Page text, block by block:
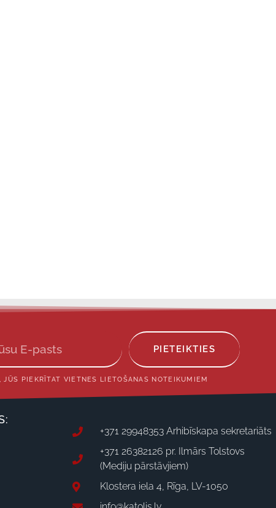
PIETEIKTIES
PIEKRĪTAT VIETNES LIETOŠANAS NOTEIKUMIEM
+371 29948353 Arhibīskapa sekretariāts
+371 26382126 pr. Ilmārs Tolstovs
(Mediju pārstāvjiem)
Klostera iela 4, Rīga, LV-1050